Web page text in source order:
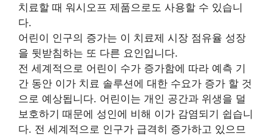
치료할 때 워시오프 제품으로도 사용할 수 있습니
다.
어린이 인구의 증가는 이 치료제 시장 점유율 성장
을 뒷받침하는 또 다른 요인입니다.
전 세계적으로 어린이 수가 증가함에 따라 예측 기
간 동안 이가 치료 솔루션에 대한 수요가 증가 할 것
으로 예상됩니다. 어린이는 개인 공간과 위생을 덜
보호하기 때문에 성인에 비해 이가 감염되기 쉽습니
다. 전 세계적으로 인구가 급격히 증가하고 있으므